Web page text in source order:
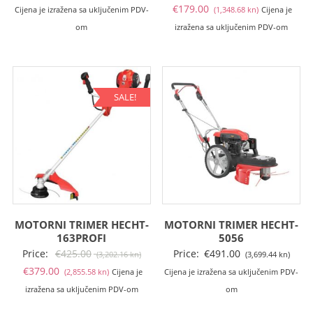
Cijena je izražena sa uključenim PDV-
om
€179.00 (1,348.68 kn)Trenutna
cijena
Cijena je
izražena sa uključenim PDV-om
SALE!
MOTORNI TRIMER HECHT-
163PROFI
Price: €425.00 (3,202.16 kn)Izvorna
cijena
€379.00 (2,855.58 kn)Trenutna
cijena
Cijena je
izražena sa uključenim PDV-om
MOTORNI TRIMER HECHT-
5056
Price: €491.00 (3,699.44 kn)
Cijena je izražena sa uključenim PDV-
om